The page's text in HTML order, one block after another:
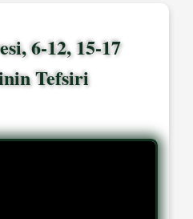
6-12, 15-17
Tefsiri